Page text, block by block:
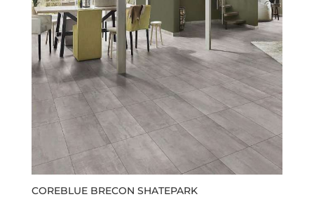
COREBLUE BRECON SHATEPARK